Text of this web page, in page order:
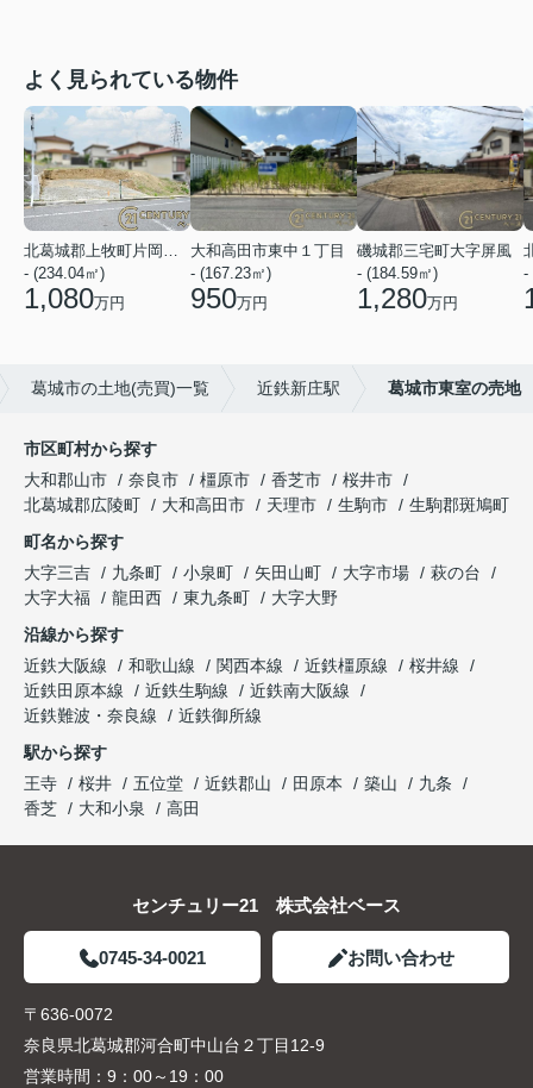
よく見られている物件
北葛城郡上牧町片岡台１丁目
- (234.04㎡)
1,080万円
大和高田市東中１丁目
- (167.23㎡)
950万円
磯城郡三宅町大字屏風
- (184.59㎡)
1,280万円
-
葛城市の土地(売買)一覧 近鉄新庄駅 葛城市東室の売地
市区町村から探す
大和郡山市
奈良市 橿原市 香芝市
桜井市
北葛城郡広陵町
大和高田市 天理市 生駒市
生駒郡斑鳩町
町名から探す
大字三吉
九条町 小泉町 矢田山町 大字市場
萩の台
大字大福
龍田西 東九条町
大字大野
沿線から探す
近鉄大阪線
和歌山線 関西本線 近鉄橿原線
桜井線
近鉄田原本線
近鉄生駒線
近鉄南大阪線
近鉄難波・奈良線
近鉄御所線
駅から探す
王寺
桜井 五位堂 近鉄郡山 田原本 築山
九条
香芝
大和小泉 高田
センチュリー21 株式会社ベース
0745-34-0021 お問い合わせ
〒636-0072
奈良県北葛城郡河合町中山台２丁目12-9
営業時間： 9：00～19：00